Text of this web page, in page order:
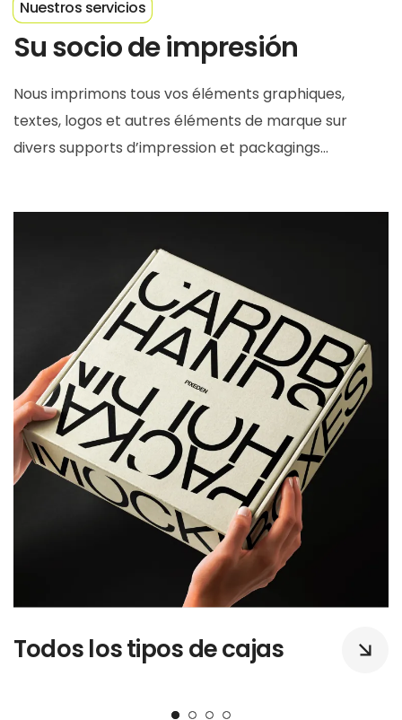
Nuestros servicios
Su socio de impresión
Nous imprimons tous vos éléments graphiques,
textes, logos et autres éléments de marque sur
divers supports d’impression et packagings…
Todos los tipos de cajas